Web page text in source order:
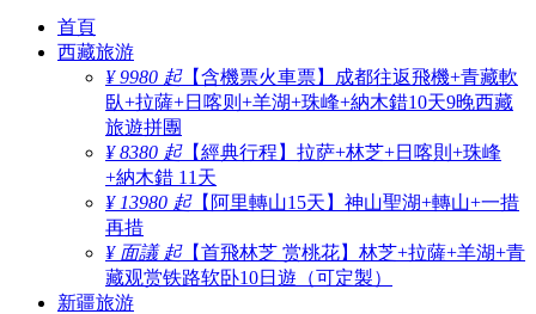
首頁
西藏旅游
¥ 9980 起【含機票火車票】成都往返飛機+青藏軟
臥+拉薩+日喀则+羊湖+珠峰+納木錯10天9晚西藏
旅遊拼團
¥ 8380 起【經典行程】拉萨+林芝+日喀則+珠峰
+納木錯 11天
¥ 13980 起【阿里轉山15天】神山聖湖+轉山+一措
再措
¥ 面議 起【首飛林芝 赏桃花】林芝+拉薩+羊湖+青
藏观赏铁路软卧10日遊（可定製）
新疆旅游